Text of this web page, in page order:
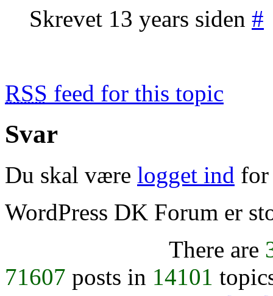
Skrevet 13 years siden #
RSS feed for this topic
Svar
Du skal være logget ind for
WordPress DK Forum er
There are
71607 posts in 14101